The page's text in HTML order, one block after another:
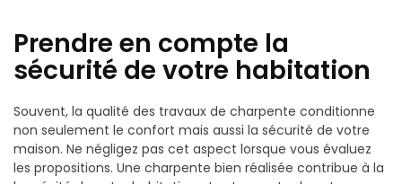
Prendre en compte la
sécurité de votre habitation
Souvent, la qualité des travaux de charpente conditionne
non seulement le confort mais aussi la sécurité de votre
maison. Ne négligez pas cet aspect lorsque vous évaluez
les propositions. Une charpente bien réalisée contribue à la